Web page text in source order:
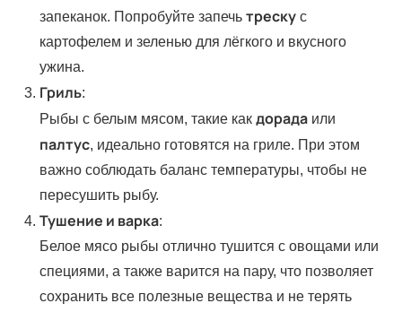
запеканок. Попробуйте запечь треску с
картофелем и зеленью для лёгкого и вкусного
ужина.
Гриль:
Рыбы с белым мясом, такие как дорада или
палтус, идеально готовятся на гриле. При этом
важно соблюдать баланс температуры, чтобы не
пересушить рыбу.
Тушение и варка:
Белое мясо рыбы отлично тушится с овощами или
специями, а также варится на пару, что позволяет
сохранить все полезные вещества и не терять